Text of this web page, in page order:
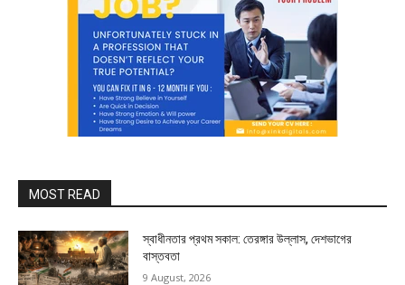
MOST READ
স্বাধীনতার প্রথম সকাল: তেরঙ্গার উল্লাস, দেশভাগের
বাস্তবতা
9 August, 2026